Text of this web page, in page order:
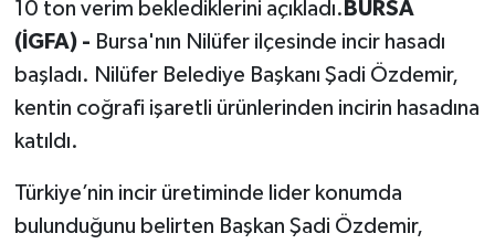
10 ton verim beklediklerini açıkladı. BURSA
(İGFA) - Bursa'nın Nilüfer ilçesinde incir hasadı
başladı. Nilüfer Belediye Başkanı Şadi Özdemir,
kentin coğrafi işaretli ürünlerinden incirin hasadına
katıldı.
Türkiye’nin incir üretiminde lider konumda
bulunduğunu belirten Başkan Şadi Özdemir,